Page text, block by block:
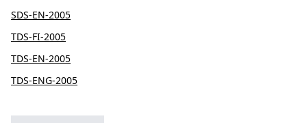
SDS-EN-2005
TDS-FI-2005
TDS-EN-2005
TDS-ENG-2005